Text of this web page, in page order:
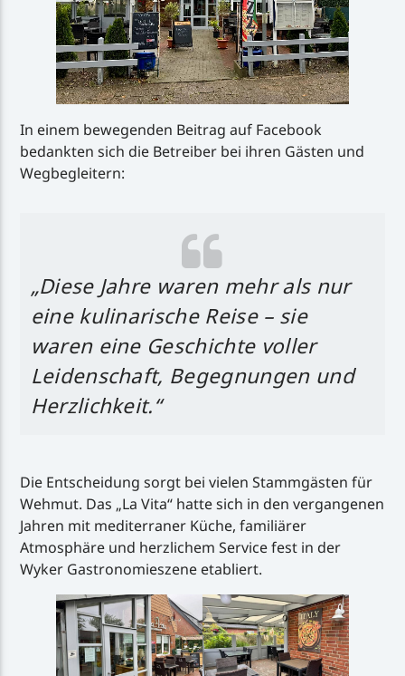
In einem bewegenden Beitrag auf Facebook
bedankten sich die Betreiber bei ihren Gästen und
Wegbegleitern:
„Diese Jahre waren mehr als nur
eine kulinarische Reise – sie
waren eine Geschichte voller
Leidenschaft, Begegnungen und
Herzlichkeit.“
Die Entscheidung sorgt bei vielen Stammgästen für
Wehmut. Das „La Vita“ hatte sich in den vergangenen
Jahren mit mediterraner Küche, familiärer
Atmosphäre und herzlichem Service fest in der
Wyker Gastronomieszene etabliert.